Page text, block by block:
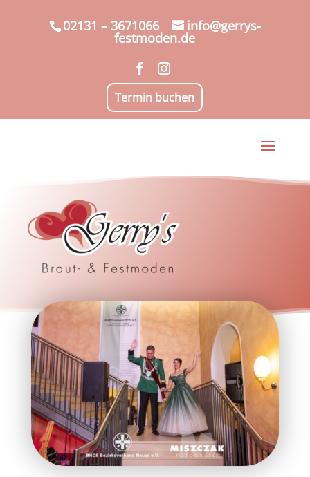
02131 – 3671066 info@gerrys-
festmoden.de
Termin buchen